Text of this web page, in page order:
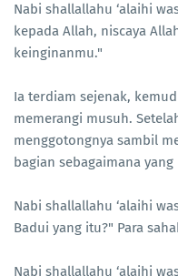
Nabi shallallahu ‘alaihi
kepada Allah, niscaya
keinginanmu."
Ia terdiam sejenak,
memerangi musuh.
menggotongnya sambil
bagian sebagaimana
Nabi shallallahu ‘alaihi
Badui yang itu?" Para
Nabi shallallahu ‘alaihi